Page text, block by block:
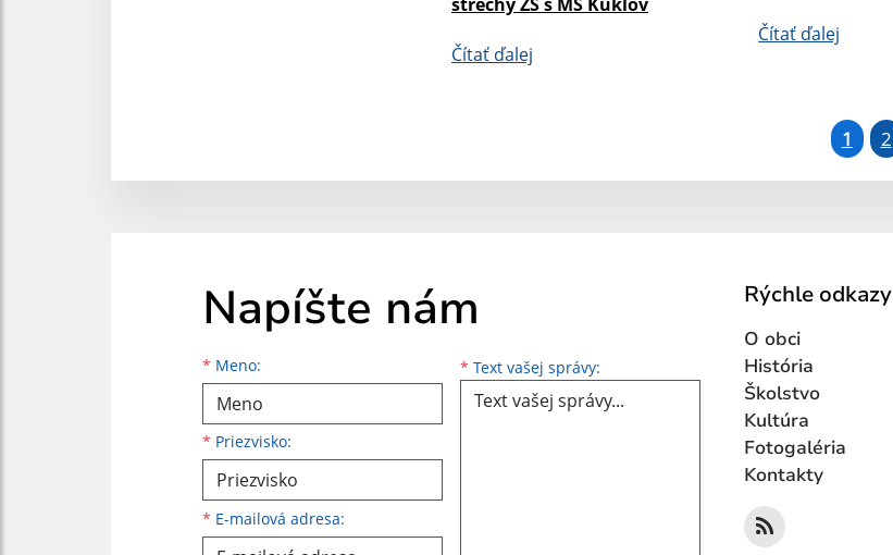
Čítať ďalej
Čítať ďalej
1 2
Napíšte nám
* Meno:
Meno
* Priezvisko:
Priezvisko
* E-mailová adresa:
E-mailová adresa * Text vašej správy: Text vašej správy...
Rýchle odkazy
O obci
História
Školstvo
Kultúra
Fotogaléria
Kontakty